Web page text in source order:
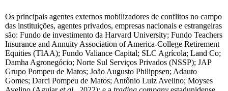
Os principais agentes externos mobilizadores de conflitos no campo
das instituições, agentes privados, empresas nacionais e estrangeiras
são: Fundo de investimento da Harvard University; Fundo Teachers
Insurance and Annuity Association of America-College Retirement
Equities (TIAA); Fundo Valiance Capital; SLC Agrícola; Land Co;
Damha Agronegócio; Norte Sul Serviços Privados (NSSP); JAP
Grupo Pompeu de Matos; João Augusto Philippsen; Adauto
Gomes; Darci Pompeu de Matos; Antônio Luiz Avelino; Moyses